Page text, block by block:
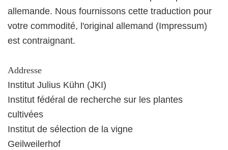
allemande. Nous fournissons cette traduction pour
votre commodité, l'original allemand (Impressum)
est contraignant.
Addresse
Institut Julius Kühn (JKI)
Institut fédéral de recherche sur les plantes
cultivées
Institut de sélection de la vigne
Geilweilerhof